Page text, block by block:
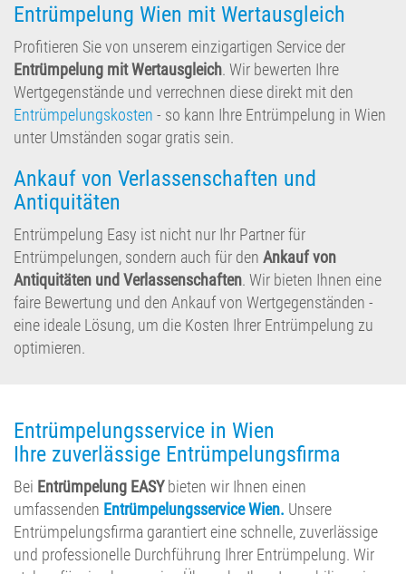
Entrümpelung Wien mit Wertausgleich
Profitieren Sie von unserem einzigartigen Service der
Entrümpelung mit Wertausgleich. Wir bewerten Ihre
Wertgegenstände und verrechnen diese direkt mit den
Entrümpelungskosten - so kann Ihre Entrümpelung in Wien
unter Umständen sogar gratis sein.
Ankauf von Verlassenschaften und
Antiquitäten
Entrümpelung Easy ist nicht nur Ihr Partner für
Entrümpelungen, sondern auch für den Ankauf von
Antiquitäten und Verlassenschaften. Wir bieten Ihnen eine
faire Bewertung und den Ankauf von Wertgegenständen -
eine ideale Lösung, um die Kosten Ihrer Entrümpelung zu
optimieren.
Entrümpelungsservice in Wien
Ihre zuverlässige Entrümpelungsfirma
Bei Entrümpelung EASYbieten wir Ihnen einen
umfassenden Entrümpelungsservice Wien. Unsere
Entrümpelungsfirma garantiert eine schnelle, zuverlässige
und professionelle Durchführung Ihrer Entrümpelung. Wir